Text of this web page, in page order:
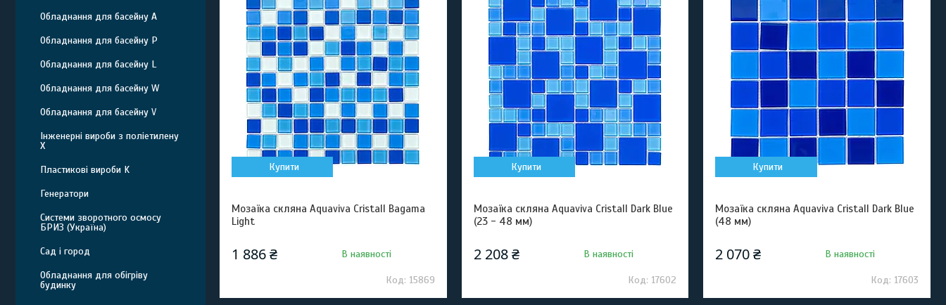
Купити
Мозаїка скляна Aquaviva Cristall Bagama
Light
1 886 ₴ В наявності
15869
Купити
Мозаїка скляна Aquaviva Cristall Dark Blue
(23 - 48 мм)
2 208 ₴ В наявності
17602
Купити
Мозаїка скляна Aquaviva Cristall Dark Blue
(48 мм)
2 070 ₴ В наявності
17603
Обладнання для басейну A
Обладнання для басейну P
Обладнання для басейну L
Обладнання для басейну W
Обладнання для басейну V
Інженерні вироби з поліетилену
Х
Пластикові вироби K
Генератори
Системи зворотного осмосу
БРИЗ (Україна)
Сад і город
Обладнання для обігріву
будинку